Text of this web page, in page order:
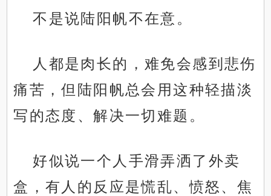
不是说陆阳帆不在意。
人都是肉长的，难免会感到悲伤
痛苦，但陆阳帆总会用这种轻描淡
写的态度、解决一切难题。
好似说一个人手滑弄洒了外卖
盒，有人的反应是慌乱、愤怒、焦